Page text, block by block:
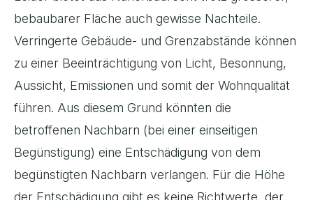
bebaubarer Fläche auch gewisse Nachteile.
Verringerte Gebäude- und Grenzabstände können
zu einer Beeinträchtigung von Licht, Besonnung,
Aussicht, Emissionen und somit der Wohnqualität
führen. Aus diesem Grund könnten die
betroffenen Nachbarn (bei einer einseitigen
Begünstigung) eine Entschädigung von dem
begünstigten Nachbarn verlangen. Für die Höhe
der Entschädigung gibt es keine Richtwerte, der